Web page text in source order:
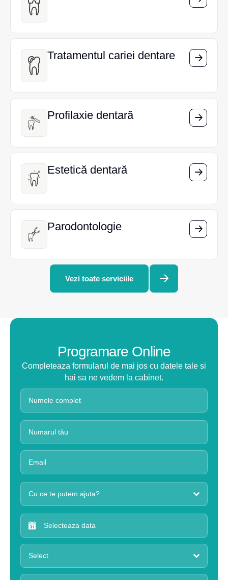
Tratamentul cariei dentare
Tratamentul cariei dentare
Profilaxie dentară
Profilaxie dentară
Estetică dentară
Estetică dentară
Parodontologie
Parodontologie
Vezi toate serviciile
Programare Online
Completeaza formularul de mai jos cu datele tale si
hai sa ne vedem la cabinet.
Cu ce te putem ajuta?
Select